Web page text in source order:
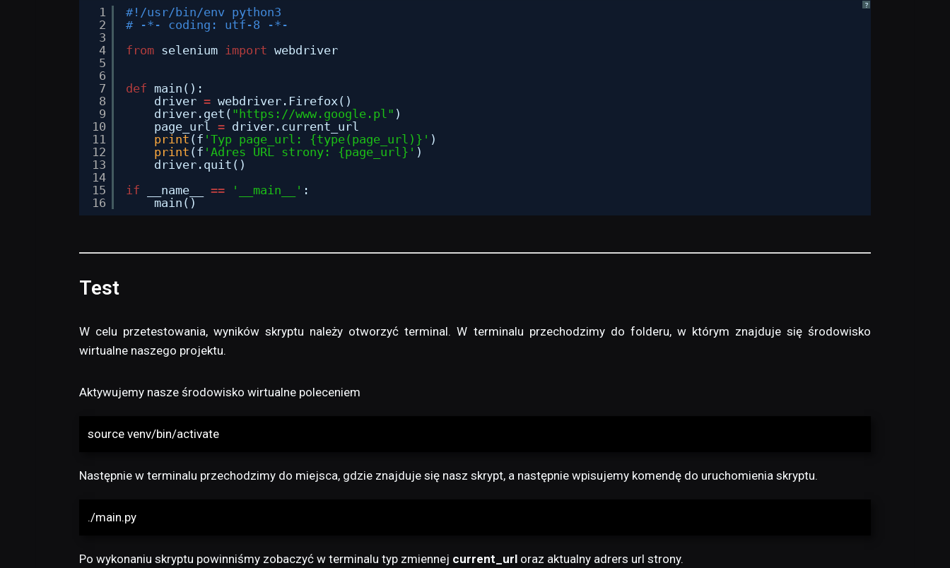
?
1
2
3
4
5
6
7
8
9
10
11
12
13
14
15
16
#!/usr/bin/env python3
# -*- coding: utf-8 -*-
from selenium import webdriver
def main():
driver = webdriver.Firefox()
driver.get( " https://www.google.pl" )
page_url = driver.current_url
print (f 'Typ page_url: {type(page_url)}' )
print (f 'Adres URL strony: {page_url}' )
driver.quit()
if
__name__ == '__main__' :
main()
Test
W celu przetestowania, wyników skryptu należy otworzyć terminal. W terminalu przechodzimy do folderu, w którym znajduje się środowisko
wirtualne naszego projektu.
Aktywujemy nasze środowisko wirtualne poleceniem
source venv/bin/activate
Następnie w terminalu przechodzimy do miejsca, gdzie znajduje się nasz skrypt, a następnie wpisujemy komendę do uruchomienia skryptu.
./main.py
Po wykonaniu skryptu powinniśmy zobaczyć w terminalu typ zmiennej current_url oraz aktualny adrers url strony.